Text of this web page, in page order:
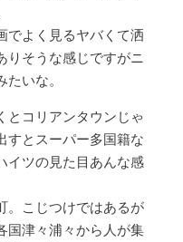
でよく見るヤバくて洒
りそうな感じですがニ
いな。
とコリアンタウンじゃ
すとスーパー多国籍な
イツの見た目あんな感
。こじつけではあるが
国津々浦々から人が集